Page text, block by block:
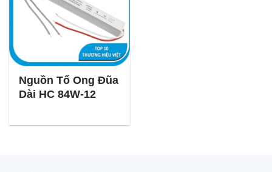
Nguồn Tổ Ong Đũa
Dài HC 84W-12